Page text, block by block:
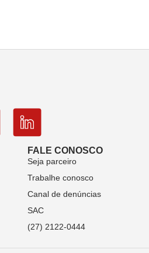
FALE CONOSCO
Seja parceiro
Trabalhe conosco
Canal de denúncias
SAC
(27) 2122-0444